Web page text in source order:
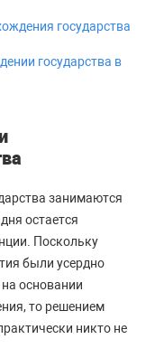
государства
государства в
занимаются
остается
Поскольку
были усердно
основании
то решением
никто не